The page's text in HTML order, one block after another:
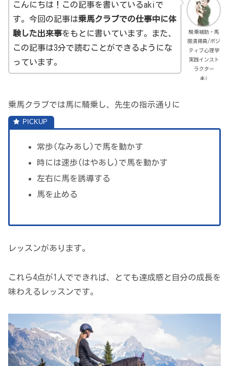
騎乗補助・馬
房清掃員/ポジ
ティブ心理学
実践インスト
ラクター
aki
こんにちは！この記事を書いているakiで
す。今回の記事は乗馬クラブでの仕事中に体
験した出来事をもとに書いています。また、
この記事は3分で読むことができるようにな
っています。
乗馬クラブでは馬に騎乗し、先生の指示通りに
常歩(なみあし)で馬を動かす
時には速歩(はやあし)で馬を動かす
左右に馬を誘導する
馬を止める
レッスンがあります。
これら4点が1人でできれば、とても達成感と自分の成長を
味わえるレッスンです。